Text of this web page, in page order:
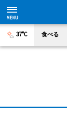
37°C 食べる